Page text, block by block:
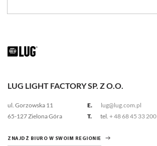
LUG LIGHT FACTORY SP. Z O.O.
ul. Gorzowska 11
65-127 Zielona Góra
E.
lug@lug.com.pl
T.
tel. + 48 68 45 33 200
ZNAJDŹ BIURO W SWOIM REGIONIE